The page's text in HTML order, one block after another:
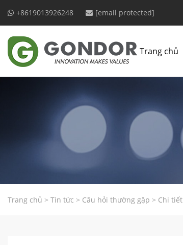
+8619013926248 [email protected]
Trang chủ
Trang chủ > Tin tức > Câu hỏi thường gặp > Chi tiết